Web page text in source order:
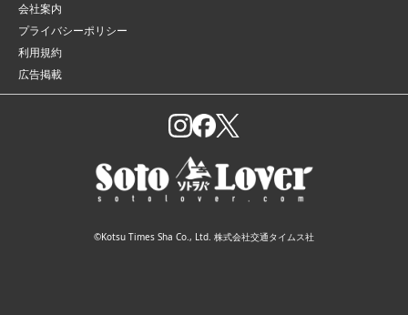
会社案内
プライバシーポリシー
利用規約
広告掲載
©Kotsu Times Sha Co., Ltd. 株式会社交通タイムス社